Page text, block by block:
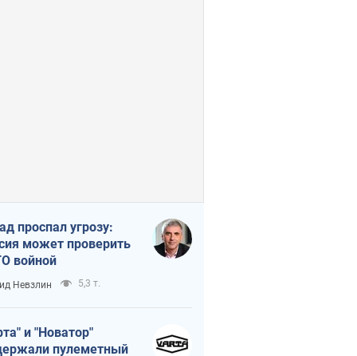
проспал угрозу:
может проверить
войной
Невзлин 5,3 т.
и "Новатор"
пулеметный